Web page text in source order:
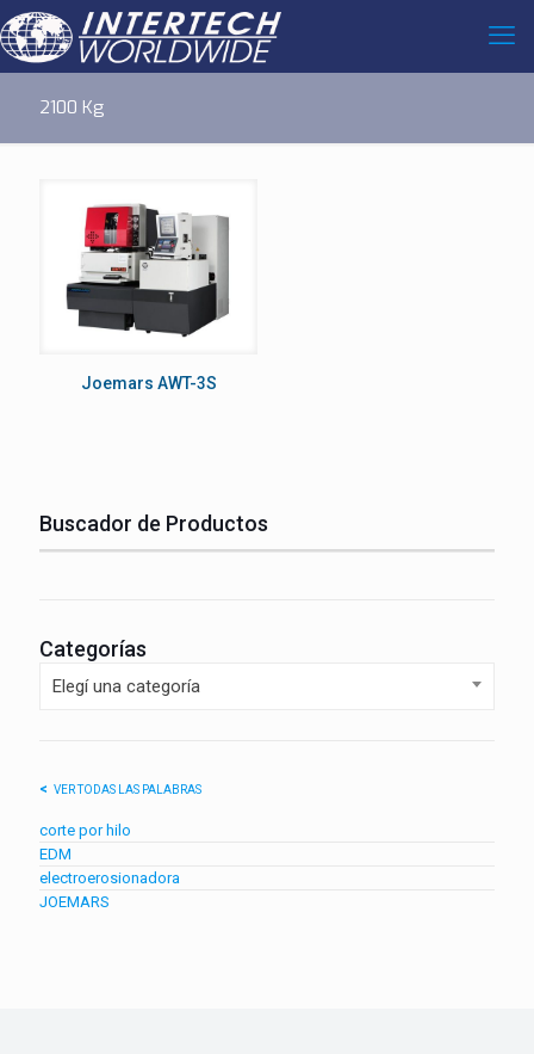
2100 Kg
Joemars AWT-3S
Buscador de Productos
Categorías
Elegí una categoría
VER TODAS LAS PALABRAS
corte por hilo
EDM
electroerosionadora
JOEMARS